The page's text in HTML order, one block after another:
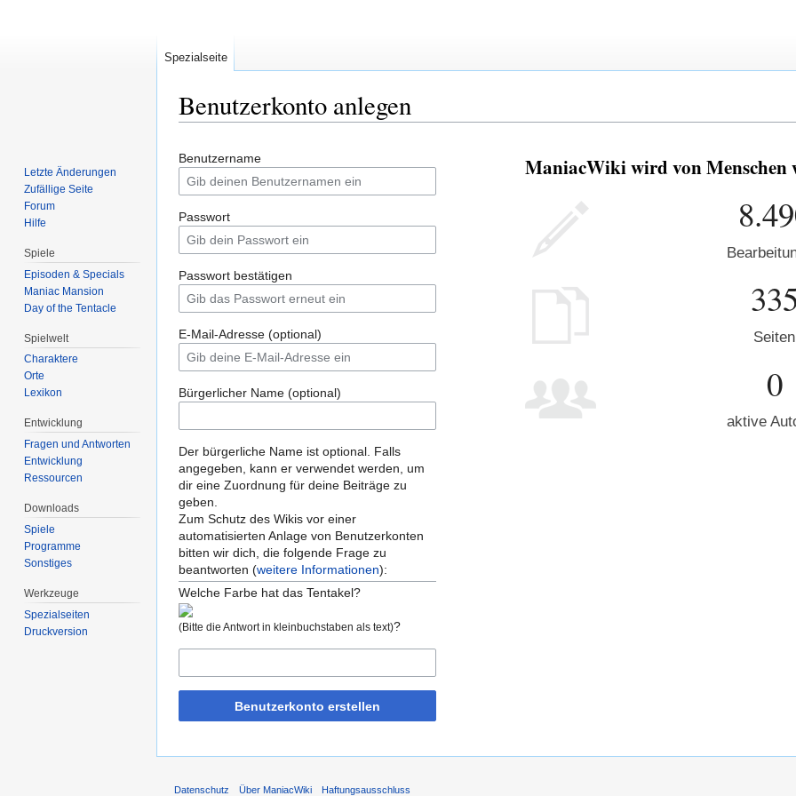
Benutzerkonto anlegen
Navigation
springen
Suche
springen
Benutzername
Passwort
Passwort bestätigen
E-Mail-Adresse (optional)
Bürgerlicher Name (optional)
Der bürgerliche Name ist optional. Falls
angegeben, kann er verwendet werden, um
dir eine Zuordnung für deine Beiträge zu
geben.
Zum Schutz des Wikis vor einer
automatisierten Anlage von Benutzerkonten
bitten wir dich, die folgende Frage zu
beantworten (weitere Informationen):
Welche Farbe hat das Tentakel?
(Bitte die Antwort in kleinbuchstaben als text)?
Benutzerkonto erstellen
ManiacWiki wird von Menschen
Seiten
0
aktive
Spezialseite
Letzte Änderungen
Zufällige Seite
Forum
Hilfe
Spiele
Episoden & Specials
Maniac Mansion
Day of the Tentacle
Spielwelt
Charaktere
Orte
Lexikon
Entwicklung
Fragen und Antworten
Entwicklung
Ressourcen
Downloads
Spiele
Programme
Sonstiges
Werkzeuge
Spezialseiten
Druckversion
Datenschutz Über ManiacWiki Haftungsausschluss